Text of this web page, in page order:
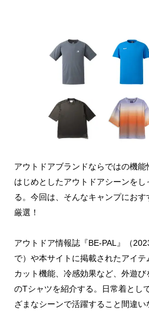
アウトドアブランドならではの機
はじめとしたアウトドアシーンを
る。今回は、そんなキャンプにお
厳選！
アウトドア情報誌『BE-PAL』（
で）や本サイトに掲載されたアイ
カット機能、冷感効果など、外遊
のTシャツを紹介する。日常着とし
ざまなシーンで活躍すること間違い